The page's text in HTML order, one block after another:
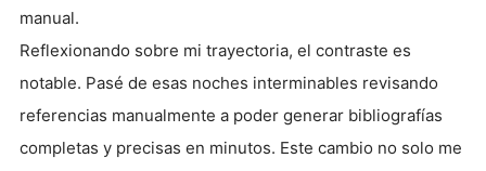
manual.
Reflexionando sobre mi trayectoria, el contraste es
notable. Pasé de esas noches interminables revisando
referencias manualmente a poder generar bibliografías
completas y precisas en minutos. Este cambio no solo me